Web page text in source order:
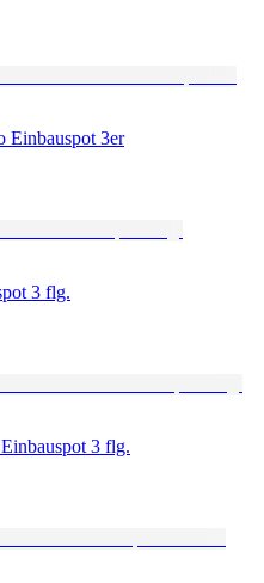
Einbauspot 3er
3 flg.
3 flg.